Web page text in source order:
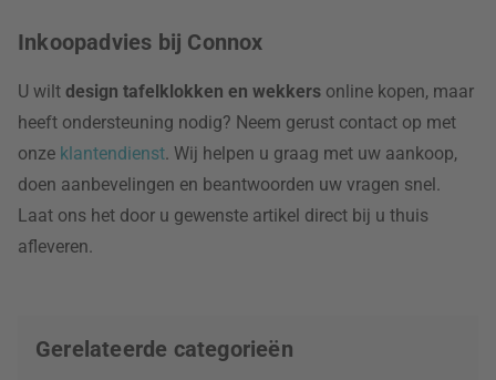
Inkoopadvies bij Connox
U wilt design tafelklokken en wekkers online kopen, maar
heeft ondersteuning nodig? Neem gerust contact op met
onze klantendienst. Wij helpen u graag met uw aankoop,
doen aanbevelingen en beantwoorden uw vragen snel.
Laat ons het door u gewenste artikel direct bij u thuis
afleveren.
Gerelateerde categorieën